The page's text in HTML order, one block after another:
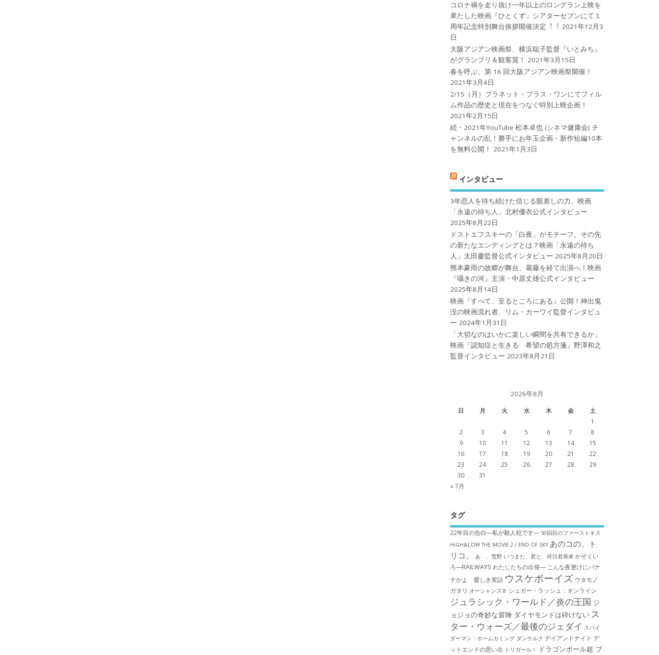
コロナ禍を⾛り抜け⼀年以上のロングラン上映を
果たした映画『ひとくず』シアターセブンにて１
周年記念特別舞台挨拶開催決定︕︕ 2021年12月3
日
大阪アジアン映画祭、横浜聡子監督『いとみち』
がグランプリ＆観客賞！
2021年3月15日
春を呼ぶ、第 16 回大阪アジアン映画祭開催！
2021年3月4日
2/15（月）プラネット・プラス・ワンにてフィル
ム作品の歴史と現在をつなぐ特別上映企画！
2021年2月15日
続・2021年YouTube 松本卓也 (シネマ健康会) チ
ャンネルの乱！勝手にお年玉企画・新作短編10本
を無料公開！
2021年1月3日
インタビュー
3年恋人を待ち続けた信じる眼差しの力。映画
「永遠の待ち人」北村優衣公式インタビュー
2025年8月22日
ドストエフスキーの「白夜」がモチーフ。その先
の新たなエンディングとは？映画「永遠の待ち
人」太田慶監督公式インタビュー 2025年8月20日
熊本豪雨の故郷が舞台、葛藤を経て出演へ！映画
『囁きの河』主演・中原丈雄公式インタビュー
2025年8月14日
映画『すべて、至るところにある』公開！神出鬼
没の映画流れ者、リム・カーワイ監督インタビュ
ー 2024年1月31日
「大切なのはいかに楽しい瞬間を共有できるか」
映画『認知症と生きる 希望の処方箋』野澤和之
監督インタビュー 2023年8月21日
2026年8月
日 月 火 水 木 金
土
1
2
3 4 5 6 7
8
9
10 11 12 13 14
15
16
17 18 19 20 21
22
23
24 25 26 27 28
29
30
31
« 7月
タグ
22年目の告白―私が殺人犯です― 50回目のファーストキス
HiGH&LOW THE MOVIE 2 / END OF SKY あのコの、ト
リコ。
あゝ、荒野 いつまた、君と 何日君再来 かぞくい
ろ―RAILWAYS わたしたちの出発― こんな夜更けにバナ
ナかよ 愛しき実話 ウスケボーイズ ウタモノ
ガタリ オーシャンズ８ シュガー・ラッシュ：オ​ンライン
ジュラシック・ワールド／炎の王国 ジ
ョジョの奇妙な冒険 ダイヤモンドは砕けない ス
ター・ウォーズ／最後のジェダイ スパイ
ダーマン：ホームカミング ダンケルク デイアンドナイト デ
ットエンドの思い出
トリガール！ ドラゴンボール超 ブ